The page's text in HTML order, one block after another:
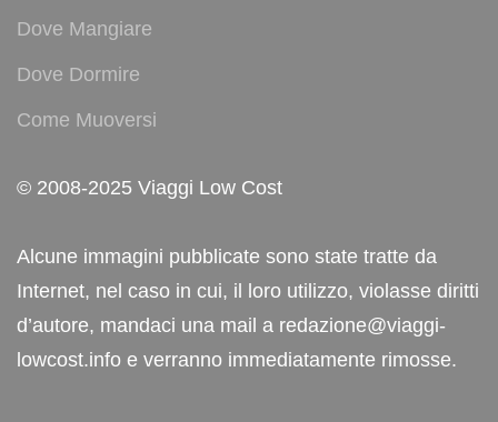
Dove Mangiare
Dove Dormire
Come Muoversi
© 2008-2025 Viaggi Low Cost
Alcune immagini pubblicate sono state tratte da
Internet, nel caso in cui, il loro utilizzo, violasse diritti
d’autore, mandaci una mail a redazione@viaggi-
lowcost.info e verranno immediatamente rimosse.